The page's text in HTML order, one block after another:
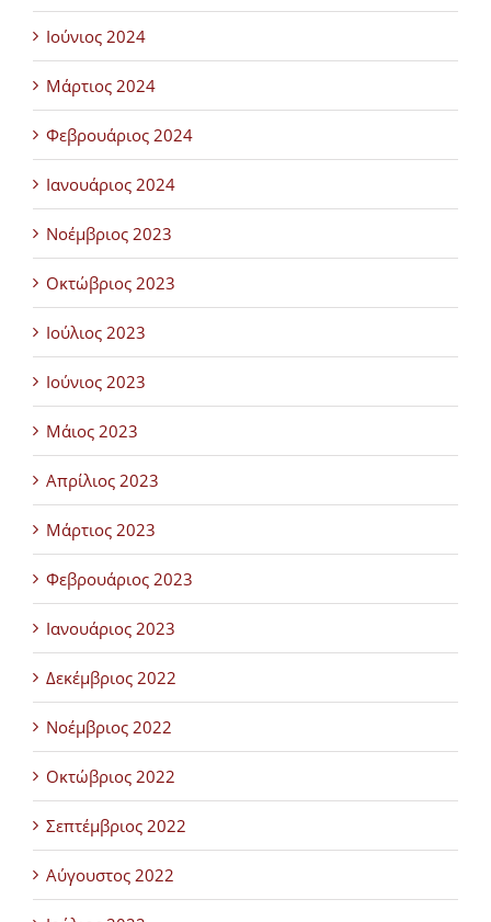
Ιούνιος 2024
Μάρτιος 2024
Φεβρουάριος 2024
Ιανουάριος 2024
Νοέμβριος 2023
Οκτώβριος 2023
Ιούλιος 2023
Ιούνιος 2023
Μάιος 2023
Απρίλιος 2023
Μάρτιος 2023
Φεβρουάριος 2023
Ιανουάριος 2023
Δεκέμβριος 2022
Νοέμβριος 2022
Οκτώβριος 2022
Σεπτέμβριος 2022
Αύγουστος 2022